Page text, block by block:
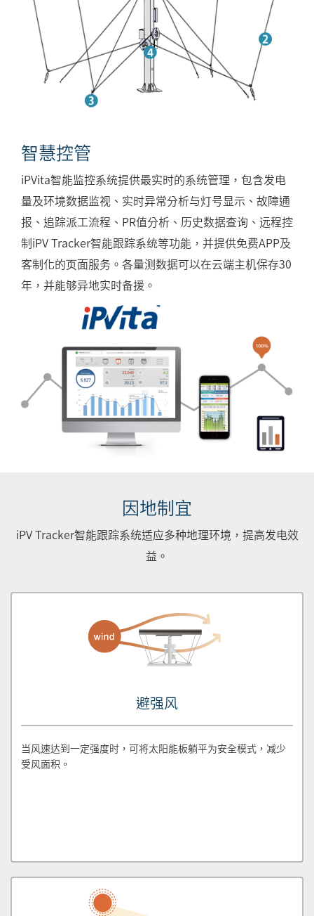
智慧控管
iPVita智能监控系统提供最实时的系统管理，包含发电
量及环境数据监视、实时异常分析与灯号显示、故障通
报、追踪派工流程、PR值分析、历史数据查询、远程控
制iPV Tracker智能跟踪系统等功能，并提供免费APP及
客制化的页面服务。各量测数据可以在云端主机保存30
年，并能够异地实时备援。
因地制宜
iPV Tracker智能跟踪系统适应多种地理环境，提高发电效
益。
避强风
当风速达到一定强度时，可将太阳能板躺平为安全模式，减少
受风面积。